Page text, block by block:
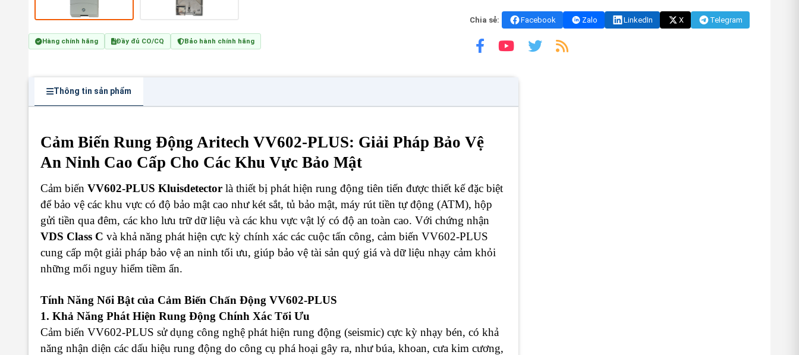
Hàng chính hãng Đầy đủ CO/CQ Bảo hành chính hãng
Chia sẻ: Facebook Zalo LinkedIn X Telegram
Thông tin sản phẩm
Cảm Biến Rung Động Aritech VV602-PLUS: Giải Pháp Bảo Vệ
An Ninh Cao Cấp Cho Các Khu Vực Bảo Mật
Cảm biến VV602-PLUS Kluisdetector là thiết bị phát hiện rung động tiên tiến được thiết kế đặc biệt
để bảo vệ các khu vực có độ bảo mật cao như két sắt, tủ bảo mật, máy rút tiền tự động (ATM), hộp
gửi tiền qua đêm, các kho lưu trữ dữ liệu và các khu vực vật lý có độ an toàn cao. Với chứng nhận
VDS Class C và khả năng phát hiện cực kỳ chính xác các cuộc tấn công, cảm biến VV602-PLUS
cung cấp một giải pháp bảo vệ an ninh tối ưu, giúp bảo vệ tài sản quý giá và dữ liệu nhạy cảm khỏi
những mối nguy hiểm tiềm ẩn.
Tính Năng Nổi Bật của Cảm Biến Chấn Động VV602-PLUS
1. Khả Năng Phát Hiện Rung Động Chính Xác Tối Ưu
Cảm biến VV602-PLUS sử dụng công nghệ phát hiện rung động (seismic) cực kỳ nhạy bén, có khả
năng nhận diện các dấu hiệu rung động do công cụ phá hoại gây ra, như búa, khoan, cưa kim cương,